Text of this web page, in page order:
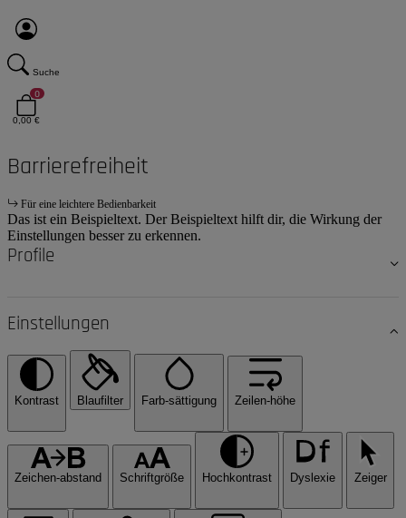
Suche
0
0,00 €
Barrierefreiheit
Für eine leichtere Bedienbarkeit
Das ist ein Beispieltext. Der Beispieltext hilft dir, die Wirkung der
Einstellungen besser zu erkennen.
Profile
Einstellungen
Kontrast Blaufilter Farb-sättigung Zeilen-höhe
Zeichen-abstand Schriftgröße Hochkontrast Dyslexie Zeiger